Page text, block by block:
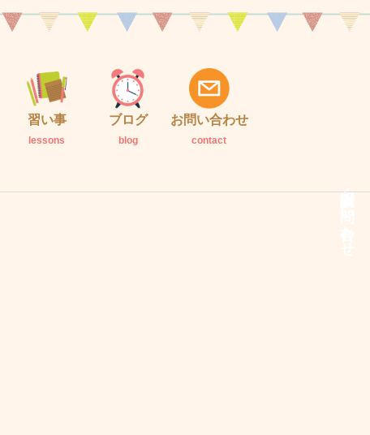
習い事
lessons
ブログ
blog
お問い合わせ
contact
説明会・お問い合わせ